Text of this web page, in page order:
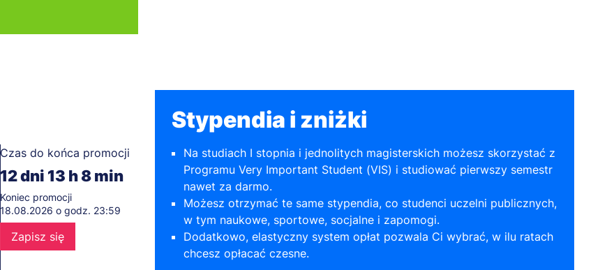
Czas do końca promocji
12dni 13 h8min
Koniec promocji
18.08.2026 o godz. 23:59
Zapisz się
Stypendia i zniżki
Na studiach I stopnia i jednolitych magisterskich możesz skorzystać z
Programu Very Important Student (VIS) i studiować pierwszy semestr
nawet za darmo.
Możesz otrzymać te same stypendia, co studenci uczelni publicznych,
w tym naukowe, sportowe, socjalne i zapomogi.
Dodatkowo, elastyczny system opłat pozwala Ci wybrać, w ilu ratach
chcesz opłacać czesne.